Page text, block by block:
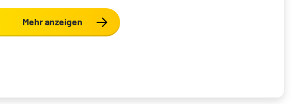
Mehr anzeigen